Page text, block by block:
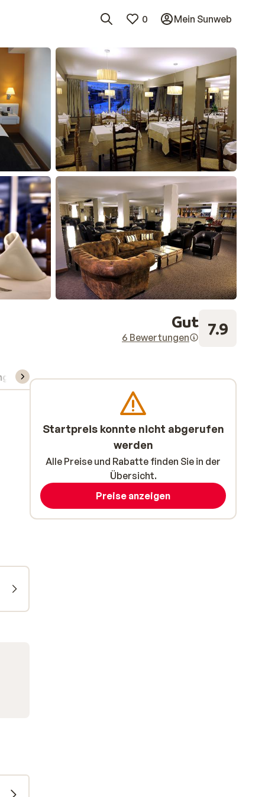
0 Mein Sunweb
Gut
6 Bewertungen 7.9
Skipass/Kurse/Material
Startpreis konnte nicht abgerufen
werden
Alle Preise und Rabatte finden Sie in der
Übersicht.
Preise anzeigen